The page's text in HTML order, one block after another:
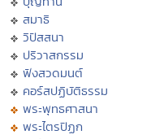
สมาธิ
วิปัสสนา
ปริวาสกรรม
ฟังสวดมนต์
คอร์สปฏิบัติธรรม
พระพุทธศาสนา
พระไตรปิฏก